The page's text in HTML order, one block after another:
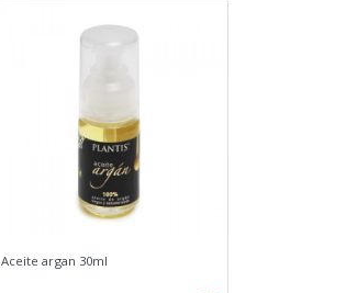
Aceite argan 30ml